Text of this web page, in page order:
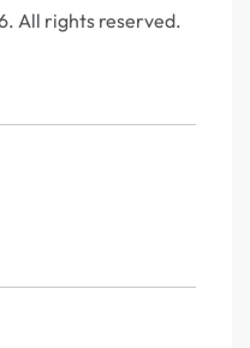
All rights reserved.